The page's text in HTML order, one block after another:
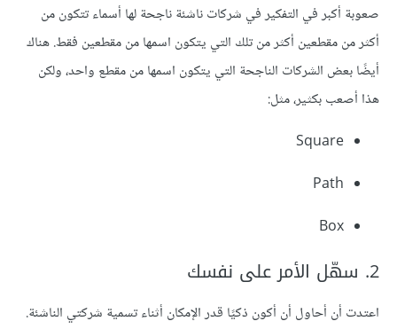
صعوبة أكبر في التفكير في شركات ناشئة ناجحة لها أسماء تتكون من
أكثر من مقطعين أكثر من تلك التي يتكون اسمها من مقطعين فقط. هناك
أيضًا بعض الشركات الناجحة التي يتكون اسمها من مقطع واحد، ولكن
هذا أصعب بكثير، مثل:
Square
Path
Box
2. سهّل الأمر على نفسك
اعتدت أن أحاول أن أكون ذكيًا قدر الإمكان أثناء تسمية شركتي الناشئة.